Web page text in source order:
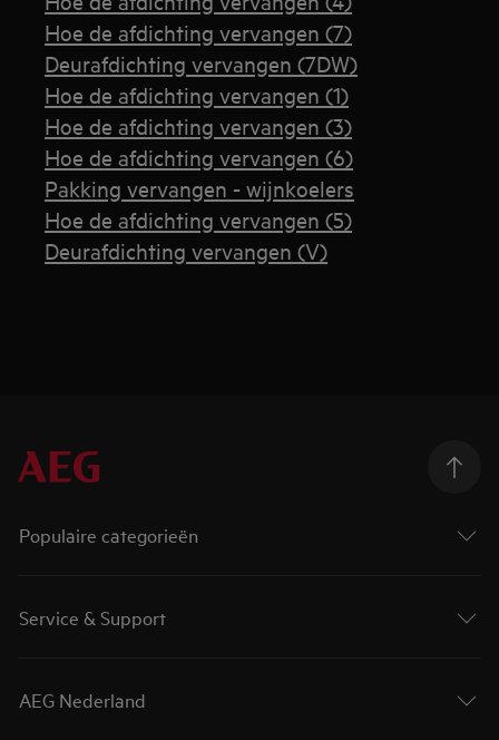
Hoe de afdichting vervangen (7)
Deurafdichting vervangen (7DW)
Hoe de afdichting vervangen (1)
Hoe de afdichting vervangen (3)
Hoe de afdichting vervangen (6)
Pakking vervangen - wijnkoelers
Hoe de afdichting vervangen (5)
Deurafdichting vervangen (V)
Populaire categorieën
Service & Support
AEG Nederland